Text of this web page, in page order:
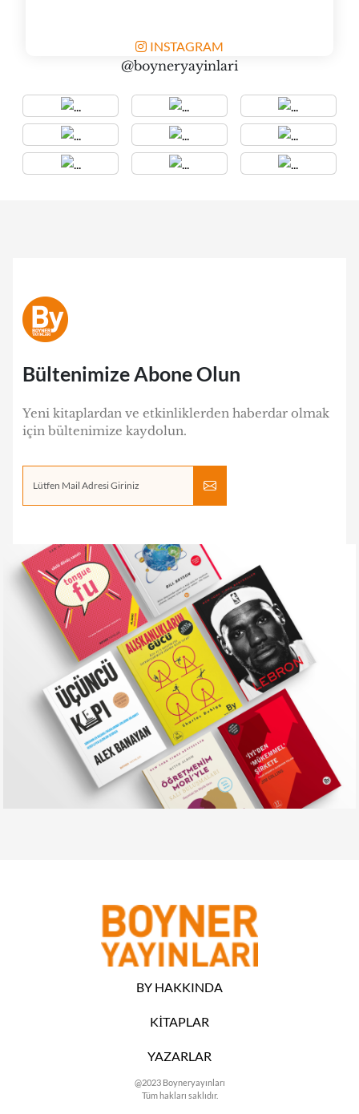
INSTAGRAM
@boyneryayinlari
Bültenimize Abone Olun
Yeni kitaplardan ve etkinliklerden haberdar olmak
için bültenimize kaydolun.
BY HAKKINDA
KİTAPLAR
YAZARLAR
@2023 Boyneryayınları
Tüm hakları saklıdır.